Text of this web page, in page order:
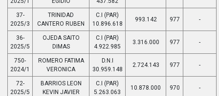
37-
2025/3
TRINIDAD
CANTERO RUBEN
C.I (PAR)
10.896.618
993.142 977 -
36-
2025/5
OJEDA SAITO
DIMAS
C.I (PAR)
4.922.985
3.316.000 977 -
750-
2024/1
ROMERO FATIMA
VERONICA
D.N.I
30.959.148
2.724.143 977 -
72-
2025/5
BARRIOS LEON
KEVIN JAVIER
C.I (PAR)
5.263.063
10.878.000 970 -